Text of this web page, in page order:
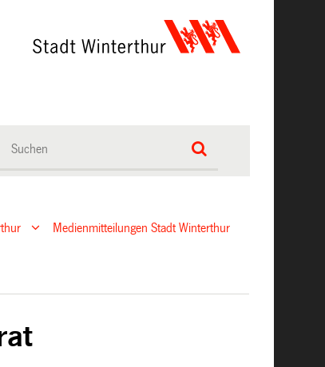
Medienmitteilungen Stadt Winterthur